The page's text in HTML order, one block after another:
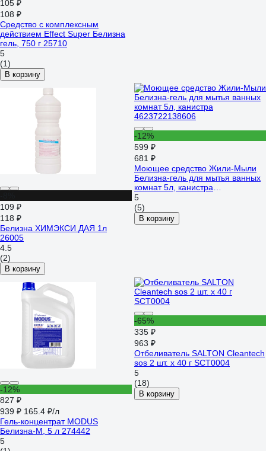
105 ₽
108 ₽
Средство с комплексным
действием Effect Super Белизна
гель, 750 г 25710
5
(1)
В корзину
109 ₽
118 ₽
Белизна ХИМЭКСИ ДАЯ 1л
26005
4.5
(2)
В корзину
-12%
599 ₽
681 ₽
Моющее средство Жили-Мыли
Белизна-гель для мытья ванных
комнат 5л, канистра
4623722138606
5
(5)
В корзину
-12%
827 ₽
939 ₽ 165.4 ₽/л
Гель-концентрат MODUS
Белизна-М, 5 л 274442
5
-65%
335 ₽
963 ₽
Отбеливатель SALTON Cleantech
sos 2 шт. х 40 г SCT0004
5
(18)
В корзину